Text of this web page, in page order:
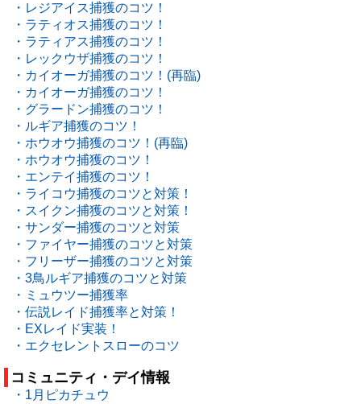
・レジアイス捕獲のコツ！
・ラティオス捕獲のコツ！
・ラティアス捕獲のコツ！
・レックウザ捕獲のコツ！
・カイオーガ捕獲のコツ！(再臨)
・カイオーガ捕獲のコツ！
・グラードン捕獲のコツ！
・ルギア捕獲のコツ！
・ホウオウ捕獲のコツ！(再臨)
・ホウオウ捕獲のコツ！
・エンテイ捕獲のコツ！
・ライコウ捕獲のコツと対策！
・スイクン捕獲のコツと対策！
・サンダー捕獲のコツと対策
・ファイヤー捕獲のコツと対策
・フリーザー捕獲のコツと対策
・3鳥ルギア捕獲のコツと対策
・ミュウツー捕獲率
・伝説レイド捕獲率と対策！
・EXレイド実装！
・エクセレントスローのコツ
コミュニティ・デイ情報
・1月ピカチュウ